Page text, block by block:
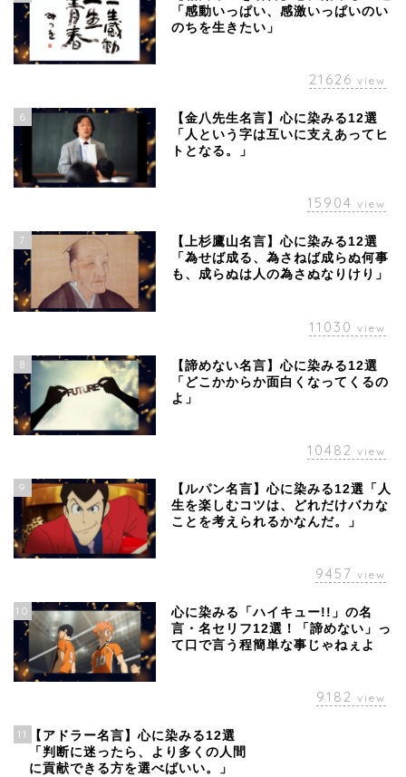
「感動いっぱい、感激いっぱいのい
のちを生きたい」
21626 view
6
【金八先生名言】心に染みる12選
「人という字は互いに支えあってヒ
トとなる。」
15904 view
7
【上杉鷹山名言】心に染みる12選
「為せば成る、為さねば成らぬ何事
も、成らぬは人の為さぬなりけり」
11030 view
8
【諦めない名言】心に染みる12選
「どこかからか面白くなってくるの
よ」
10482 view
9
【ルパン名言】心に染みる12選「人
生を楽しむコツは、どれだけバカな
ことを考えられるかなんだ。」
9457 view
10
心に染みる「ハイキュー!!」の名
言・名セリフ12選！「諦めない」っ
て口で言う程簡単な事じゃねぇよ
9182 view
11
【アドラー名言】心に染みる12選
「判断に迷ったら、より多くの人間
に貢献できる方を選べばいい。」